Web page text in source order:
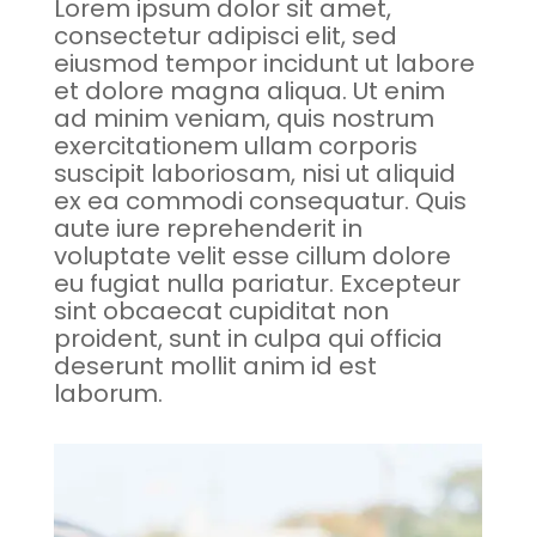
Lorem ipsum dolor sit amet,
consectetur adipisci elit, sed
eiusmod tempor incidunt ut labore
et dolore magna aliqua. Ut enim
ad minim veniam, quis nostrum
exercitationem ullam corporis
suscipit laboriosam, nisi ut aliquid
ex ea commodi consequatur. Quis
aute iure reprehenderit in
voluptate velit esse cillum dolore
eu fugiat nulla pariatur. Excepteur
sint obcaecat cupiditat non
proident, sunt in culpa qui officia
deserunt mollit anim id est
laborum.